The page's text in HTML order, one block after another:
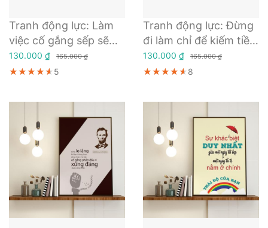
Tranh động lực: Làm
việc cố gắng sếp sẽ
không mắng
130.000 ₫ 165.000 ₫
★★★★★
★★★★★
★★★★★5
Tranh động lực: Đừng
đi làm chỉ để kiếm tiền
Trước tiên hãy làm sao
cho mình đáng tiền
130.000 ₫ 165.000 ₫
★★★★★
★★★★★
★★★★★8